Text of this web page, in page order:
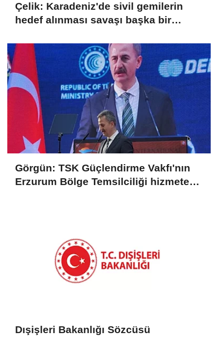
Çelik: Karadeniz'de sivil gemilerin
hedef alınması savaşı başka bir
Görgün: TSK Güçlendirme Vakfı'nın
Erzurum Bölge Temsilciliği hizmete
Dışişleri Bakanlığı Sözcüsü